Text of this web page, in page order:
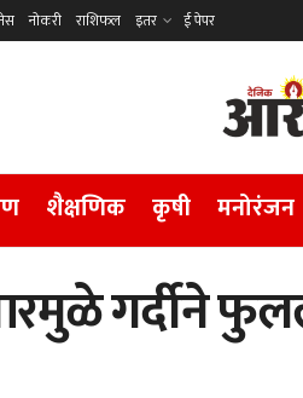
नोकरी राशिफल इतर ई पेपर
शैक्षणिक कृषी मनोरंजन
गर्दीने